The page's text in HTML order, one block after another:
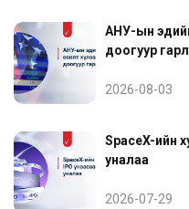
АНУ-ын эдийн
доогуур
2026-08-03
SpaceX-ийн
уналаа
2026-07-29